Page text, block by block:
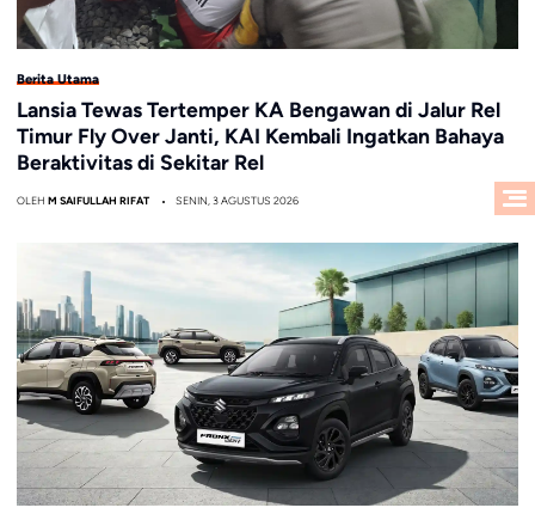
Berita Utama
Lansia Tewas Tertemper KA Bengawan di Jalur Rel
Timur Fly Over Janti, KAI Kembali Ingatkan Bahaya
Beraktivitas di Sekitar Rel
OLEH M SAIFULLAH RIFAT SENIN, 3 AGUSTUS 2026